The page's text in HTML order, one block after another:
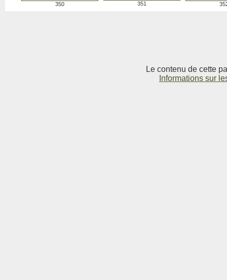
350 351
Le contenu de cette
Informations sur